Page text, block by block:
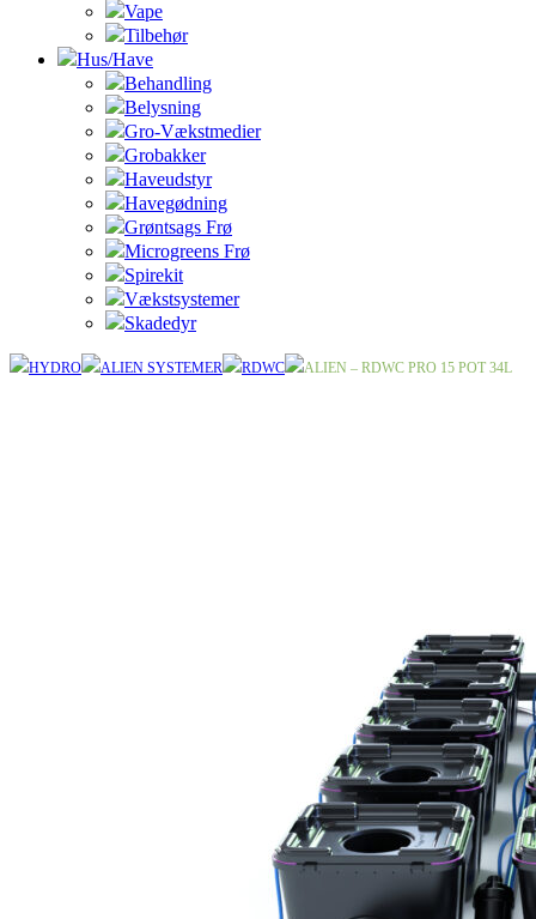
Vape
Tilbehør
Hus/Have
Behandling
Belysning
Gro-Vækstmedier
Grobakker
Haveudstyr
Havegødning
Grøntsags Frø
Microgreens Frø
Spirekit
Vækstsystemer
Skadedyr
HYDRO ALIEN SYSTEMER RDWC ALIEN – RDWC PRO 15 POT 34L